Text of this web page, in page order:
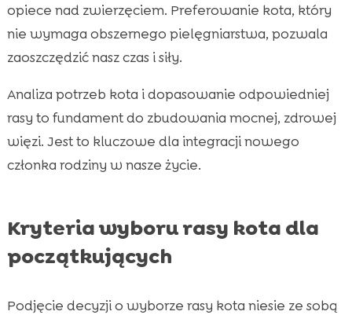
opiece nad zwierzęciem. Preferowanie kota, który
nie wymaga obszernego pielęgniarstwa, pozwala
zaoszczędzić nasz czas i siły.
Analiza potrzeb kota i dopasowanie odpowiedniej
rasy to fundament do zbudowania mocnej, zdrowej
więzi. Jest to kluczowe dla integracji nowego
członka rodziny w nasze życie.
Kryteria wyboru rasy kota dla
początkujących
Podjęcie decyzji o wyborze rasy kota niesie ze sobą